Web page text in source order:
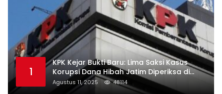
1
KPK Kejar Bukti Baru: Lima Saksi Kasus
Korupsi Dana Hibah Jatim Diperiksa di
Trenggalek
Agustus 11, 2025 48114